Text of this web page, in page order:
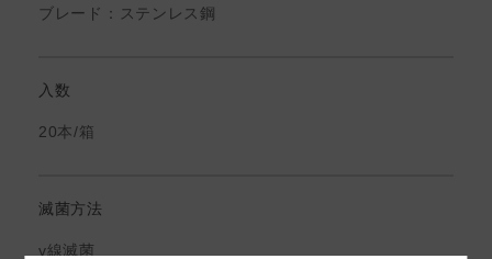
ブレード：ステンレス鋼
入数
20本/箱
滅菌方法
γ線滅菌